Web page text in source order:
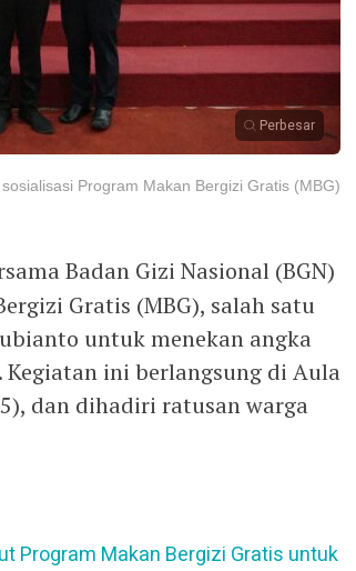
Perbesar
Program Makan Bergizi Gratis (MBG)
Badan Gizi Nasional (BGN)
Gratis (MBG), salah satu
untuk menekan angka
ini berlangsung di Aula
dan dihadiri ratusan warga
Program Makan Bergizi Gratis untuk